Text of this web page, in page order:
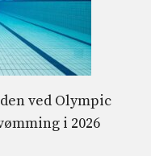
ved Olympic
i 2026